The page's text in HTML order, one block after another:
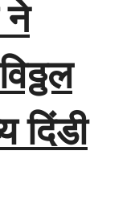
ने
दिंडी